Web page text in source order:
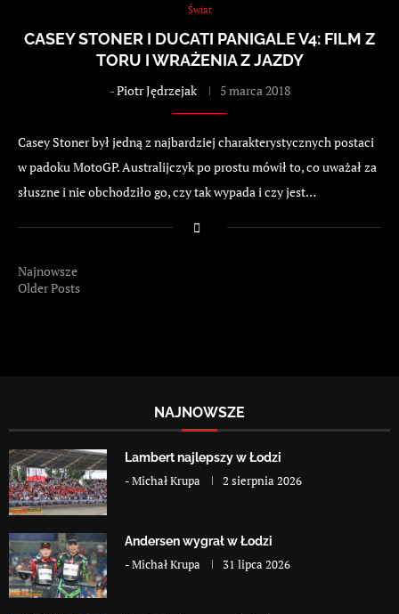
Świat
CASEY STONER I DUCATI PANIGALE V4: FILM Z
TORU I WRAŻENIA Z JAZDY
-Piotr Jędrzejak 5 marca 2018
Casey Stoner był jedną z najbardziej charakterystycznych postaci
w padoku MotoGP. Australijczyk po prostu mówił to, co uważał za
słuszne i nie obchodziło go, czy tak wypada i czy jest…
Najnowsze
Older Posts
NAJNOWSZE
Lambert najlepszy w Łodzi
-Michał Krupa 2 sierpnia 2026
Andersen wygrał w Łodzi
-Michał Krupa 31 lipca 2026